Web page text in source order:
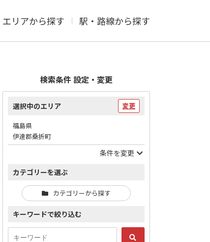
エリアから探す 駅・路線から探す
検索条件 設定・変更
選択中のエリア 変更
福島県
伊達郡桑折町
条件を変更
カテゴリーを選ぶ
カテゴリーから探す
キーワードで絞り込む